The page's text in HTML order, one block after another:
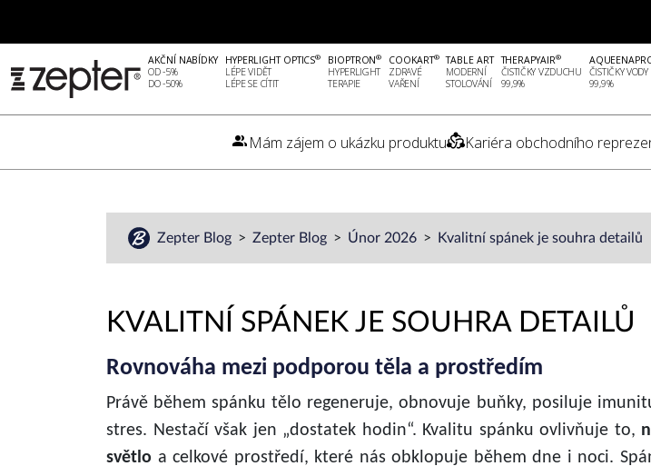
AKČNÍ NABÍDKY
OD -5%
DO -50%
HYPERLIGHT OPTICS®
LÉPE VIDĚT
LÉPE SE CÍTIT
BIOPTRON®
HYPERLIGHT
TERAPIE
COOKART®
ZDRAVÉ
VAŘENÍ
TABLE ART
MODERNÍ
STOLOVÁNÍ
THERAPYAIR®
ČISTIČKY VZDUCHU
99,9%
ČISTIČKY VODY
99,9%
Mám zájem o ukázku produktu Kariéra obchodního
Zepter Blog Zepter Blog Únor 2026 Kvalitní spánek je souhra detailů
KVALITNÍ SPÁNEK JE SOUHRA DETAILŮ
Rovnováha mezi podporou těla a prostředím
Právě během spánku tělo regeneruje, obnovuje buňky, posiluje
stres. Nestačí však jen „dostatek hodin“. Kvalitu spánku ovlivňuje to,
světlo a celkové prostředí, které nás obklopuje během dne i noci.